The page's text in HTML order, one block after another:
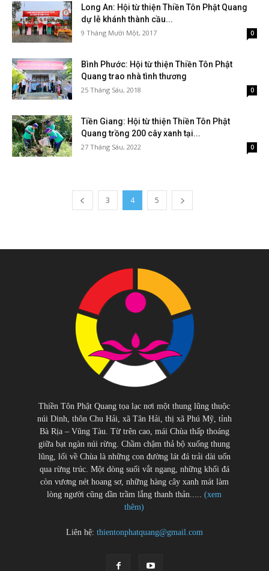
Long An: Hội từ thiện Thiền Tôn Phật Quang
dự lễ khánh thành cầu...
9 Tháng Mười Một, 2017 0
Bình Phước: Hội từ thiện Thiền Tôn Phật
Quang trao nhà tình thương
25 Tháng Sáu, 2018 0
Tiền Giang: Hội từ thiện Thiền Tôn Phật
Quang trồng 200 cây xanh tại...
27 Tháng Sáu, 2022 0
3 4 5
Thiền Tôn Phật Quang tọa lạc nơi một thung lũng thuộc
núi Dinh, thôn Chu Hải, xã Tân Hải, thị xã Phú Mỹ, tỉnh
Bà Rịa – Vũng Tàu. Từ trên cao, mái Chùa thấp thoáng
giữa bạt ngàn núi rừng. Chầm chậm thả bộ xuống thung
lũng, lối về Chùa là những con đường lát đá trải dài uốn
qua rừng trúc. Một dòng suối vắt ngang, những khối đá
còn vương nét hoang sơ, những hàng cây xanh mát làm
lòng người cũng dần trầm lắng thanh thản.....(xem
thêm)
Liên hệ: thientonphatquang@gmail.com